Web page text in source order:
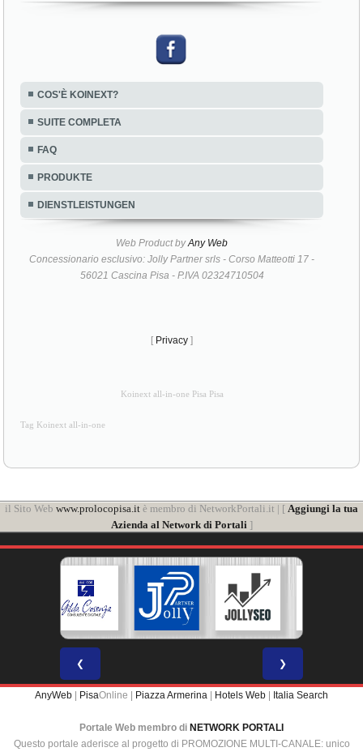
COS'È KOINEXT?
SUITE COMPLETA
FAQ
PRODUKTE
DIENSTLEISTUNGEN
Web Product byAny Web
Concessionario esclusivo: Jolly Partner srls - Corso Matteotti 17 -
56021 Cascina Pisa - P.IVA 02324710504
[ Privacy ]
Koinext all-in-one Pisa Pisa
Tag Koinext all-in-one
il Sito Web www.prolocopisa.it è membro di NetworkPortali.it | [ Aggiungi la tua
Azienda al Network di Portali]
❮ ❯
AnyWeb PisaOnline | Piazza Armerina Hotels Web Italia Search
Portale Web membro di NETWORK PORTALI
Questo portale aderisce al progetto di PROMOZIONE MULTI-CANALE: unico